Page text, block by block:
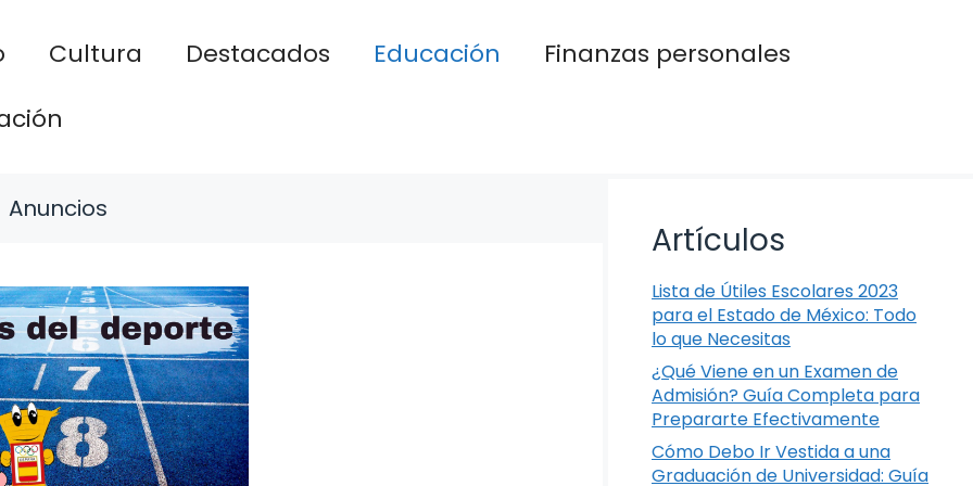
Cultura Destacados Educación
Finanzas personales
Anuncios
Artículos
Lista de Útiles Escolares 2023
para el Estado de México: Todo
lo que Necesitas
¿Qué Viene en un Examen de
Admisión? Guía Completa para
Prepararte Efectivamente
Cómo Debo Ir Vestida a una
Graduación de Universidad: Guía